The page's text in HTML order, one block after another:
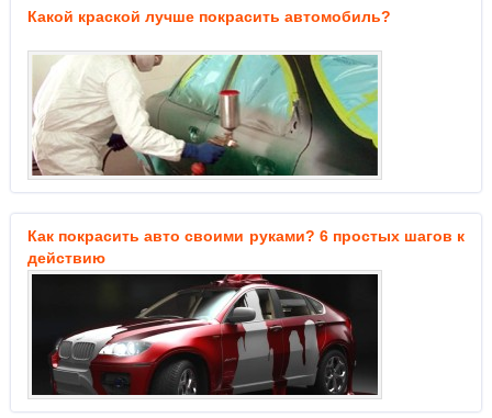
Какой краской лучше покрасить автомобиль?
Как покрасить авто своими руками? 6 простых шагов к
действию